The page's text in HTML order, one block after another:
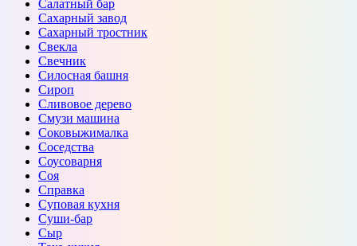
Салатный бар
Сахарный завод
Сахарный тростник
Свекла
Свечник
Силосная башня
Сироп
Сливовое дерево
Смузи машина
Соковыжималка
Соседства
Соусоварня
Соя
Справка
Суповая кухня
Суши-бар
Сыр